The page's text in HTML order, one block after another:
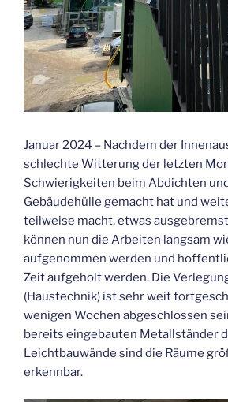
Januar 2024 – Nachdem der
schlechte Witterung der letzten
Schwierigkeiten beim Abdichten
Gebäudehülle gemacht hat und
teilweise macht, etwas
können nun die Arbeiten langsam
aufgenommen werden und
Zeit aufgeholt werden. Die
(Haustechnik) ist sehr weit
wenigen Wochen abgeschlossen
bereits eingebauten Metallständer
Leichtbauwände sind die Räume
erkennbar.